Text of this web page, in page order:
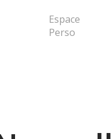
Espace
Perso